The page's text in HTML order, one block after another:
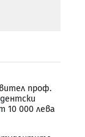
проф.
10 000 лева